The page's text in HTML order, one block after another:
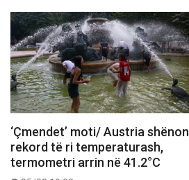
‘Çmendet’ moti/ Austria shënon
rekord të ri temperaturash,
termometri arrin në 41.2°C